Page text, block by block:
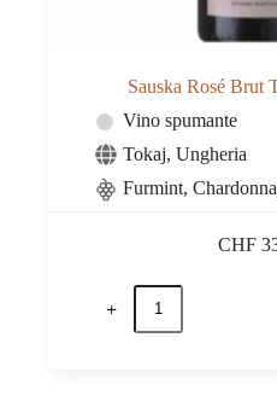
Sauska Rosé Brut
Vino spumante
Tokaj, Ungheria
Furmint,
CHF
Sauska
Rosé
Brut